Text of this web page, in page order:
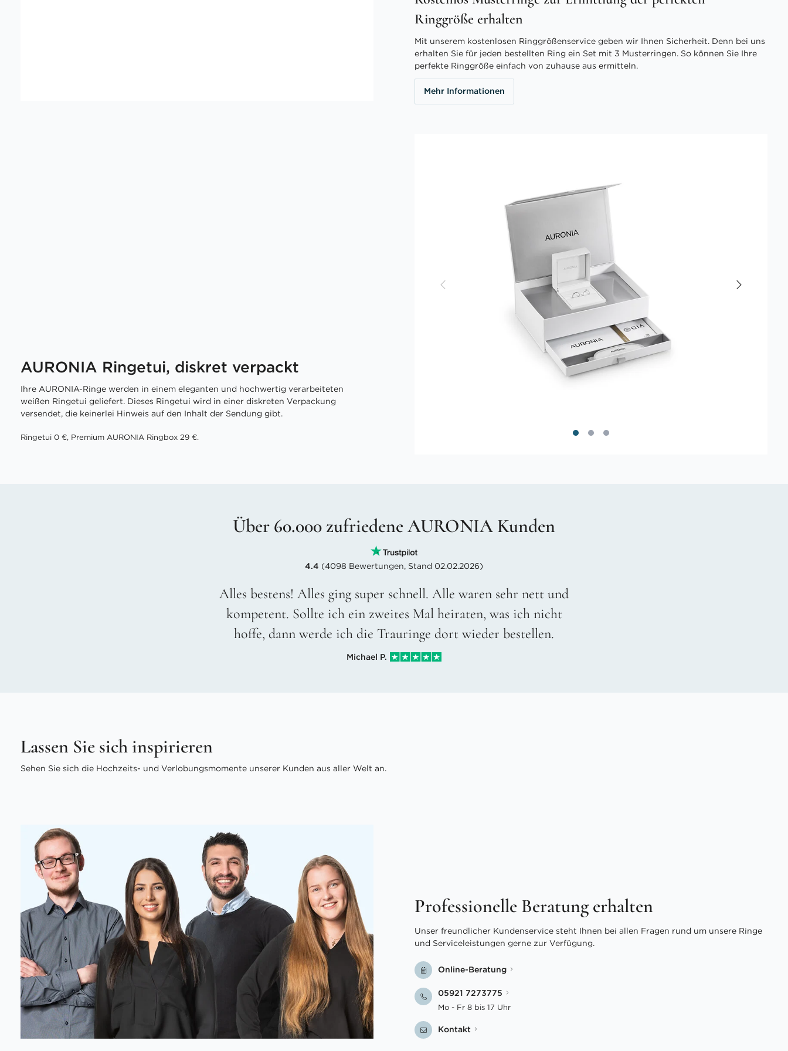
Ringgröße erhalten
Mit unserem kostenlosen Ringgrößenservice geben wir Ihnen Sicherheit. Denn bei uns
erhalten Sie für jeden bestellten Ring ein Set mit 3 Musterringen. So können Sie Ihre
perfekte Ringgröße einfach von zuhause aus ermitteln.
Mehr Informationen
AURONIA Ringetui, diskret verpackt
Ihre AURONIA-Ringe werden in einem eleganten und hochwertig verarbeiteten
weißen Ringetui geliefert. Dieses Ringetui wird in einer diskreten Verpackung
versendet, die keinerlei Hinweis auf den Inhalt der Sendung gibt.
Ringetui 0 €, Premium AURONIA Ringbox 29 €.
Über 60.000 zufriedene AURONIA Kunden
4.4 (4098 Bewertungen, Stand 02.02.2026)
Alles bestens! Alles ging super schnell. Alle waren sehr nett und
kompetent. Sollte ich ein zweites Mal heiraten, was ich nicht
hoffe, dann werde ich die Trauringe dort wieder bestellen.
Michael P.
Lassen Sie sich inspirieren
Sehen Sie sich die Hochzeits- und Verlobungsmomente unserer Kunden aus aller Welt an.
Professionelle Beratung erhalten
Unser freundlicher Kundenservice steht Ihnen bei allen Fragen rund um unsere Ringe
und Serviceleistungen gerne zur Verfügung.
Online-Beratung
05921 7273775
Mo - Fr 8 bis 17 Uhr
Kontakt